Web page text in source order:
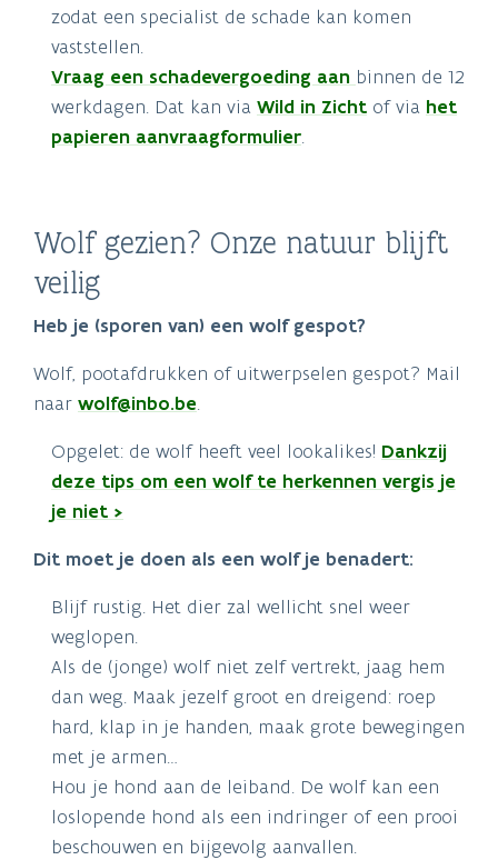
zodat een specialist de schade kan komen
vaststellen.
Vraag een schadevergoeding aan binnen de 12
werkdagen. Dat kan via Wild in Zicht of via het
papieren aanvraagformulier.
Wolf gezien? Onze natuur blijft
veilig
Heb je (sporen van) een wolf gespot?
Wolf, pootafdrukken of uitwerpselen gespot? Mail
naar wolf@inbo.be.
Opgelet: de wolf heeft veel lookalikes! Dankzij
deze tips om een wolf te herkennen vergis je
je niet >
Dit moet je doen als een wolf je benadert:
Blijf rustig. Het dier zal wellicht snel weer
weglopen.
Als de (jonge) wolf niet zelf vertrekt, jaag hem
dan weg. Maak jezelf groot en dreigend: roep
hard, klap in je handen, maak grote bewegingen
met je armen…
Hou je hond aan de leiband. De wolf kan een
loslopende hond als een indringer of een prooi
beschouwen en bijgevolg aanvallen.